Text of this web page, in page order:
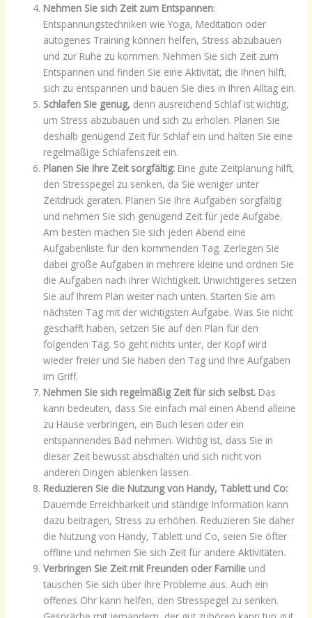
Nehmen Sie sich Zeit zum Entspannen:
Entspannungstechniken wie Yoga, Meditation oder
autogenes Training können helfen, Stress abzubauen
und zur Ruhe zu kommen. Nehmen Sie sich Zeit zum
Entspannen und finden Sie eine Aktivität, die Ihnen hilft,
sich zu entspannen und bauen Sie dies in Ihren Alltag ein.
Schlafen Sie genug, denn ausreichend Schlaf ist wichtig,
um Stress abzubauen und sich zu erholen. Planen Sie
deshalb genügend Zeit für Schlaf ein und halten Sie eine
regelmäßige Schlafenszeit ein.
Planen Sie Ihre Zeit sorgfältig: Eine gute Zeitplanung hilft,
den Stresspegel zu senken, da Sie weniger unter
Zeitdruck geraten. Planen Sie Ihre Aufgaben sorgfältig
und nehmen Sie sich genügend Zeit für jede Aufgabe.
Am besten machen Sie sich jeden Abend eine
Aufgabenliste für den kommenden Tag. Zerlegen Sie
dabei große Aufgaben in mehrere kleine und ordnen Sie
die Aufgaben nach ihrer Wichtigkeit. Unwichtigeres setzen
Sie auf Ihrem Plan weiter nach unten. Starten Sie am
nächsten Tag mit der wichtigsten Aufgabe. Was Sie nicht
geschafft haben, setzen Sie auf den Plan für den
folgenden Tag. So geht nichts unter, der Kopf wird
wieder freier und Sie haben den Tag und Ihre Aufgaben
im Griff.
Nehmen Sie sich regelmäßig Zeit für sich selbst. Das
kann bedeuten, dass Sie einfach mal einen Abend alleine
zu Hause verbringen, ein Buch lesen oder ein
entspannendes Bad nehmen. Wichtig ist, dass Sie in
dieser Zeit bewusst abschalten und sich nicht von
anderen Dingen ablenken lassen.
Reduzieren Sie die Nutzung von Handy, Tablett und Co:
Dauernde Erreichbarkeit und ständige Information kann
dazu beitragen, Stress zu erhöhen. Reduzieren Sie daher
die Nutzung von Handy, Tablett und Co, seien Sie öfter
offline und nehmen Sie sich Zeit für andere Aktivitäten.
Verbringen Sie Zeit mit Freunden oder Familie und
tauschen Sie sich über Ihre Probleme aus. Auch ein
offenes Ohr kann helfen, den Stresspegel zu senken.